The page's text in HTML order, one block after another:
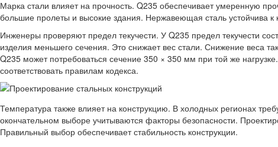
Марка стали влияет на прочность. Q235 обеспечивает умеренную
большие пролеты и высокие здания. Нержавеющая сталь устойчива
Инженеры проверяют предел текучести. У Q235 предел текучести
изделия меньшего сечения. Это снижает вес стали. Снижение веса
Q235 может потребоваться сечение 350 × 350 мм при той же
соответствовать правилам кодекса.
Температура также влияет на конструкцию. В холодных регионах
окончательном выборе учитываются факторы безопасности.
Правильный выбор обеспечивает стабильность конструкции.